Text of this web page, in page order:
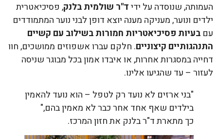
העמותה, שנוסדה על ידיד"ר שולמית בלנק, פסיכיאטרית
ילדים ונוער, מעניקה מענה יוצא דופן לבני נוער המתמודדים
עם בעיות פסיכיאטריות חמורות בשילוב עם קשיים
התנהגותיים קיצוניים. חלקם עברו אשפוזים ממושכים, חוו
דחייה במסגרות אחרות, או איבדו אמון בכל מבוגר שניסה
לעזור – עד שהגיעו אלינו.
"בני ארזים לא נועד רק לטפל – הוא נועד להאמין
בילדים שאף אחד אחר כבר לא מאמין בהם,"
כך מתארת ד"ר בלנק את חזון המרכז.